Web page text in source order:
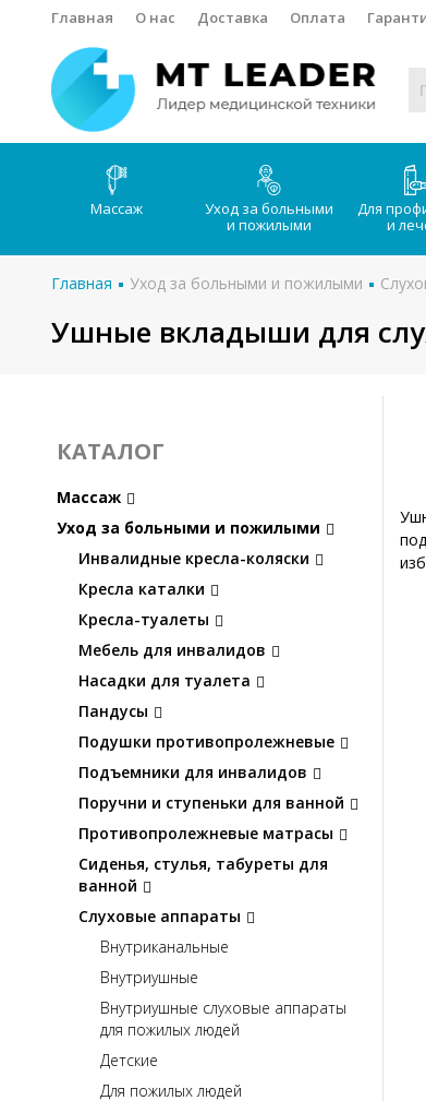
Главная О нас Доставка Оплата
Массаж
Уход за больными
и пожилыми
Для
и
Главная Уход за больными и пожилыми
Ушные вкладыши для
КАТАЛОГ
Массаж
Уход за больными и пожилыми
Инвалидные кресла-коляски
Кресла каталки
Кресла-туалеты
Мебель для инвалидов
Насадки для туалета
Пандусы
Подушки противопролежневые
Подъемники для инвалидов
Поручни и ступеньки для ванной
Противопролежневые матрасы
Сиденья, стулья, табуреты для
ванной
Слуховые аппараты
Внутриканальные
Внутриушные
Внутриушные слуховые аппараты
для пожилых людей
Детские
Для пожилых людей